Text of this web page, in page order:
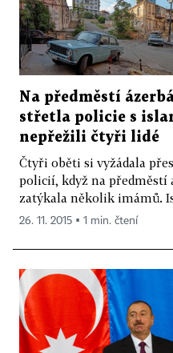
Na předměstí
střetla policie s
nepřežili čtyři lidé
Čtyři oběti si vyžádala
policií, když na předměstí
zatýkala několik imámů.
26. 11. 2015 ▪ 1 min. čtení